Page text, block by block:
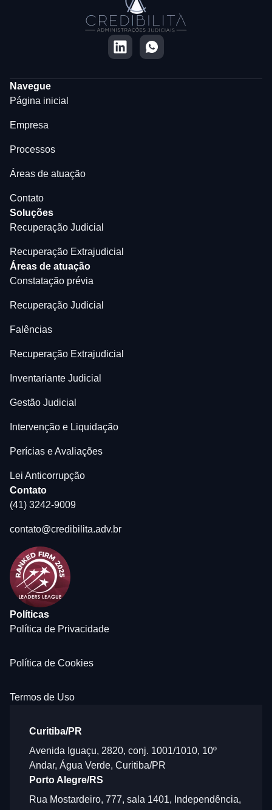
Navegue
Página inicial
Empresa
Processos
Áreas de atuação
Contato
Soluções
Recuperação Judicial
Recuperação Extrajudicial
Áreas de atuação
Constatação prévia
Recuperação Judicial
Falências
Recuperação Extrajudicial
Inventariante Judicial
Gestão Judicial
Intervenção e Liquidação
Perícias e Avaliações
Lei Anticorrupção
Contato
(41) 3242-9009
contato@credibilita.adv.br
Políticas
Política de Privacidade
Política de Cookies
Termos de Uso
Curitiba/PR
Avenida Iguaçu, 2820, conj. 1001/1010, 10º
Andar, Água Verde, Curitiba/PR
Porto Alegre/RS
Rua Mostardeiro, 777, sala 1401, Independência,